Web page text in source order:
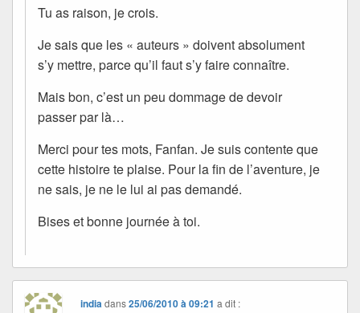
Tu as raison, je crois.
Je sais que les « auteurs » doivent absolument
s’y mettre, parce qu’il faut s’y faire connaître.
Mais bon, c’est un peu dommage de devoir
passer par là…
Merci pour tes mots, Fanfan. Je suis contente que
cette histoire te plaise. Pour la fin de l’aventure, je
ne sais, je ne le lui ai pas demandé.
Bises et bonne journée à toi.
indiadans25/06/2010 à 09:21 a dit :